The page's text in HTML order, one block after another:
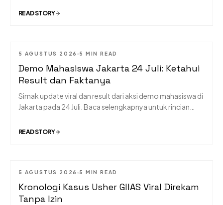
READ STORY
5 AGUSTUS 2026 5 MIN READ
Demo Mahasiswa Jakarta 24 Juli: Ketahui
Result dan Faktanya
Simak update viral dan result dari aksi demo mahasiswa di
Jakarta pada 24 Juli. Baca selengkapnya untuk rincian
READ STORY
5 AGUSTUS 2026 5 MIN READ
Kronologi Kasus Usher GIIAS Viral Direkam
Tanpa Izin